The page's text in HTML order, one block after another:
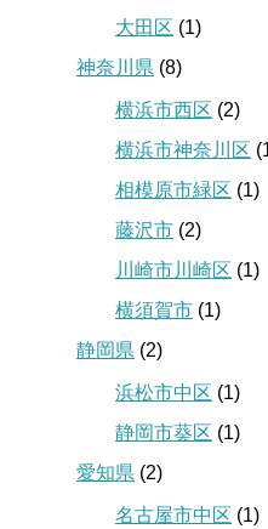
大田区 (1)
神奈川県 (8)
横浜市西区 (2)
横浜市神奈川区
相模原市緑区 (1)
藤沢市 (2)
川崎市川崎区 (1)
横須賀市 (1)
静岡県 (2)
浜松市中区 (1)
静岡市葵区 (1)
愛知県 (2)
名古屋市中区 (1)